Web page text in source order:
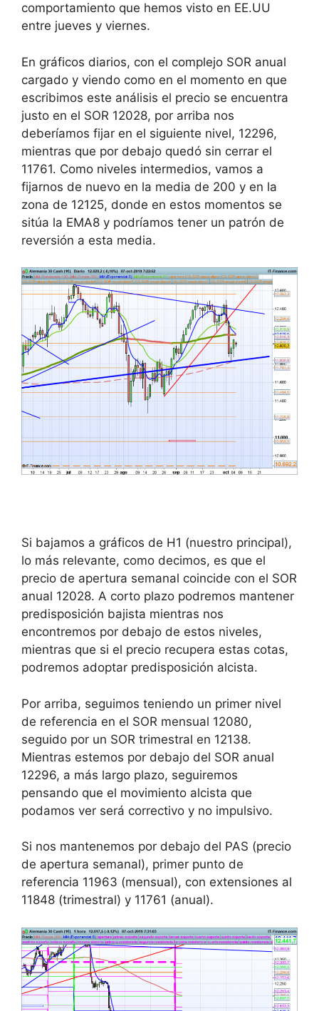
comportamiento que hemos visto en EE.UU
entre jueves y viernes.
En gráficos diarios, con el complejo SOR anual
cargado y viendo como en el momento en que
escribimos este análisis el precio se encuentra
justo en el SOR 12028, por arriba nos
deberíamos fijar en el siguiente nivel, 12296,
mientras que por debajo quedó sin cerrar el
11761. Como niveles intermedios, vamos a
fijarnos de nuevo en la media de 200 y en la
zona de 12125, donde en estos momentos se
sitúa la EMA8 y podríamos tener un patrón de
reversión a esta media.
Si bajamos a gráficos de H1 (nuestro principal),
lo más relevante, como decimos, es que el
precio de apertura semanal coincide con el SOR
anual 12028. A corto plazo podremos mantener
predisposición bajista mientras nos
encontremos por debajo de estos niveles,
mientras que si el precio recupera estas cotas,
podremos adoptar predisposición alcista.
Por arriba, seguimos teniendo un primer nivel
de referencia en el SOR mensual 12080,
seguido por un SOR trimestral en 12138.
Mientras estemos por debajo del SOR anual
12296, a más largo plazo, seguiremos
pensando que el movimiento alcista que
podamos ver será correctivo y no impulsivo.
Si nos mantenemos por debajo del PAS (precio
de apertura semanal), primer punto de
referencia 11963 (mensual), con extensiones al
11848 (trimestral) y 11761 (anual).